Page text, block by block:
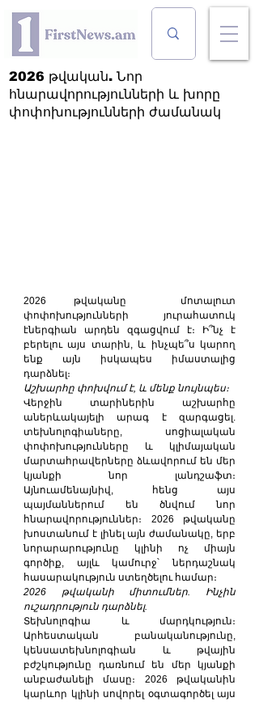
2026 թվական. Նոր
հնարավորությունների և խորը
փոփոխությունների ժամանակ
2026 թվականը  մոտալուտ
փոփոխությունների յուրահատուկ
էներգիան արդեն զգացվում է։ Ի՞նչ է
բերելու այս տարին, և ինչպե՞ս կարող
ենք այն իսկապես իմաստալից
դարձնել։
Աշխարհը փոխվում է, և մենք նույնպես։
Վերջին տարիներին աշխարհը
աներևակայելի արագ է զարգացել.
տեխնոլոգիաները, սոցիալական
փոփոխությունները և կլիմայական
մարտահրավերները ձևավորում են մեր
կյանքի նոր լանդշաֆտ։
Այնուամենայնիվ, հենց այս
պայմաններում են ծնվում նոր
հնարավորություններ։ 2026 թվականը
խոստանում է լինել այն ժամանակը, երբ
նորարարությունը կլինի ոչ միայն
գործիք, այլև կամուրջ՝ ներդաշնակ
հասարակություն ստեղծելու համար։
2026 թվականի միտումներ. Ինչին
ուշադրություն դարձնել.
Տեխնոլոգիա և մարդկություն։
Արհեստական ​​բանականությունը,
կենսատեխնոլոգիան և թվային
բժշկությունը դառնում են մեր կյանքի
անբաժանելի մասը։ 2026 թվականին
կարևոր կլինի սովորել օգտագործել այս